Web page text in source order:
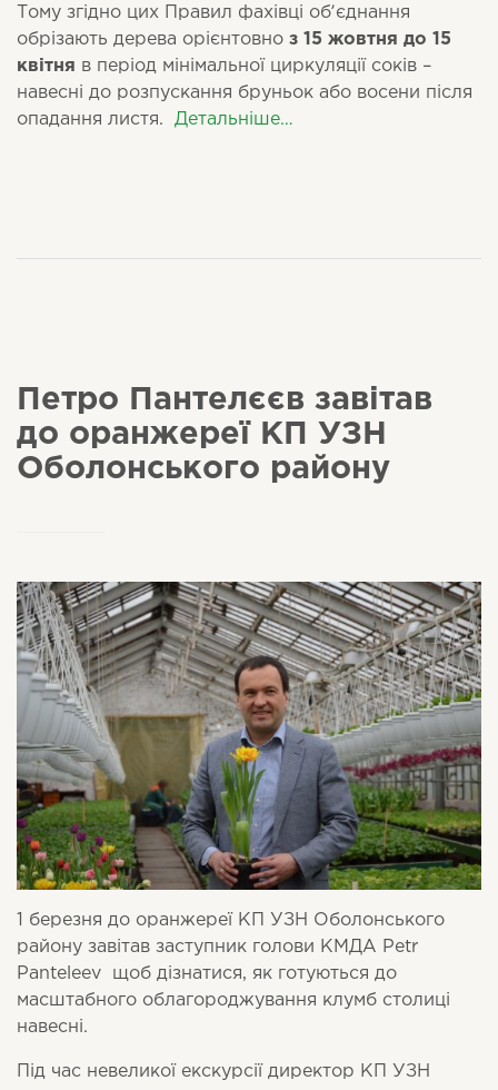
Тому згідно цих Правил фахівці обʼєднання
обрізають дерева орієнтовно з 15 жовтня до 15
квітня в період мінімальної циркуляції соків –
навесні до розпускання бруньок або восени після
опадання листя. Детальніше…
Петро Пантелєєв завітав
до оранжереї КП УЗН
Оболонського району
1 березня до оранжереї КП УЗН Оболонського
району завітав заступник голови КМДА Petr
Panteleev щоб дізнатися, як готуються до
масштабного облагороджування клумб столиці
навесні.
Під час невеликої екскурсії директор КП УЗН